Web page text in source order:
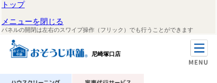
トップ
メニューを閉じる
パネルの開閉は左右のスワイプ操作（フリック）でも行うことができます
尼崎塚口店